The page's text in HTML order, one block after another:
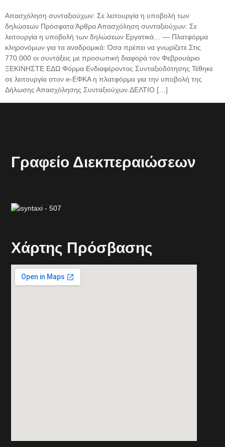
Απασχόληση συνταξιούχων: Σε λειτουργία η υποβολή των
δηλώσεων Πρόσφατα Άρθρα Απασχόληση συνταξιούχων: Σε
λειτουργία η υποβολή των δηλώσεων Εργατικά… — Πλατφόρμα
κληρονόμων για τα αναδρομικά: Όσα πρέπει να γνωρίζετε Στις
770.000 οι συντάξεις με προσωπική διαφορά τον Φεβρουάριο
ΞΕΚΙΝΗΣΤΕ ΕΔΩ Φόρμα Ενδιαφέροντος Συνταξιοδότησης Τέθηκε
σε λειτουργία στον e-ΕΦΚΑ η πλατφόρμα για την υποβολή της
Δήλωσης Απασχόλησης Συνταξιούχων.ΔΕΛΤΙΟ […]
Γραφείο Διεκπεραιώσεων
Xάρτης Πρόσβασης